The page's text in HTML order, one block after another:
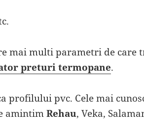
mai multi parametri de care
preturi termopane.
profilului pvc. Cele mai
amintimRehau, Veka,